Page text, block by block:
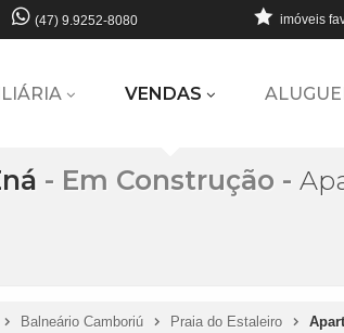
(47) 9.9252-8080 imóveis
VENDAS
- Em Construção -
Balneário Camboriú Praia do Estaleiro